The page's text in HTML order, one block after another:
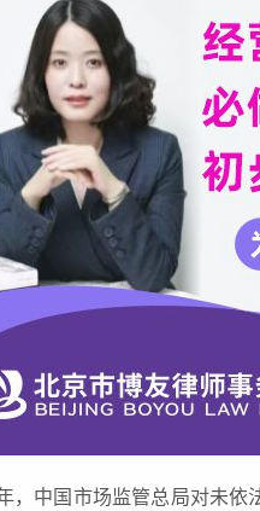
，中国市场监管总局对未依